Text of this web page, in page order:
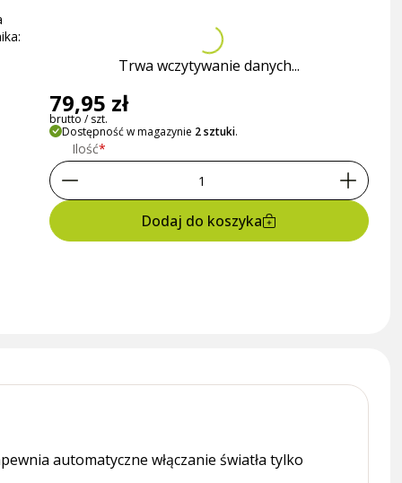
Trwa wczytywanie danych...
79,95 zł
brutto / szt.
Dostępność w magazynie 2 sztuki.
Ilość
Dodaj do koszyka
automatyczne włączanie światła tylko